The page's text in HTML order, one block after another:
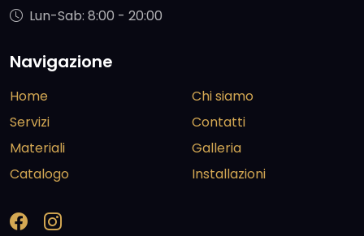
Lun-Sab: 8:00 - 20:00
Navigazione
Home
Servizi
Materiali
Catalogo
Chi siamo
Contatti
Galleria
Installazioni